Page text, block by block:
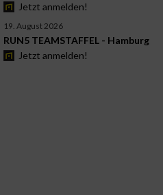
Jetzt anmelden!
19. August 2026
RUN5 TEAMSTAFFEL - Hamburg
Jetzt anmelden!